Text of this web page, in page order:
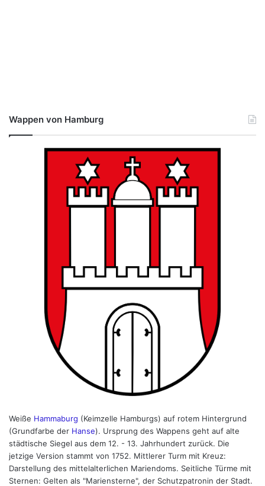
Wappen von Hamburg
Weiße Hammaburg (Keimzelle Hamburgs) auf rotem Hintergrund
(Grundfarbe der Hanse). Ursprung des Wappens geht auf alte
städtische Siegel aus dem 12. - 13. Jahrhundert zurück. Die
jetzige Version stammt von 1752. Mittlerer Turm mit Kreuz:
Darstellung des mittelalterlichen Mariendoms. Seitliche Türme mit
Sternen: Gelten als "Mariensterne", der Schutzpatronin der Stadt.